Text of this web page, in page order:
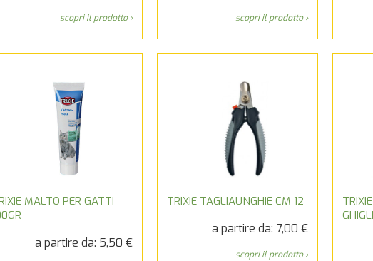
scopri il prodotto › scopri il prodotto ›
MALTO PER GATTI
a partire da: 5,50 €
TRIXIE TAGLIAUNGHIE CM 12
a partire da: 7,00 €
scopri il prodotto ›